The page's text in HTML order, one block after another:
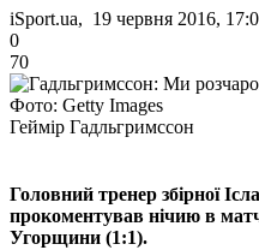
iSport.ua, 19 червня 2016,
0
70
Фото: Getty Images
Геймір Гадльгримссон
Головний тренер збірної
прокоментував нічию в
Угорщини (1:1).